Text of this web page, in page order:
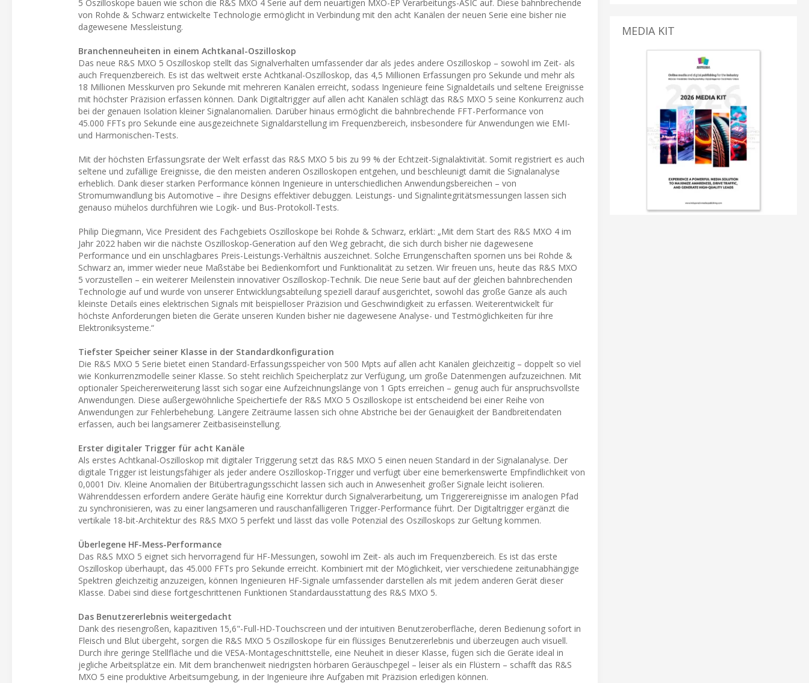
5 Oszilloskope bauen wie schon die R&S MXO 4 Serie auf dem neuartigen MXO-EP Verarbeitungs-ASIC auf. Diese bahnbrechende
von Rohde & Schwarz entwickelte Technologie ermöglicht in Verbindung mit den acht Kanälen der neuen Serie eine bisher nie
dagewesene Messleistung.
Branchenneuheiten in einem Achtkanal-Oszilloskop
Das neue R&S MXO 5 Oszilloskop stellt das Signalverhalten umfassender dar als jedes andere Oszilloskop – sowohl im Zeit- als
auch Frequenzbereich. Es ist das weltweit erste Achtkanal-Oszilloskop, das 4,5 Millionen Erfassungen pro Sekunde und mehr als
18 Millionen Messkurven pro Sekunde mit mehreren Kanälen erreicht, sodass Ingenieure feine Signaldetails und seltene Ereignisse
mit höchster Präzision erfassen können. Dank Digitaltrigger auf allen acht Kanälen schlägt das R&S MXO 5 seine Konkurrenz auch
bei der genauen Isolation kleiner Signalanomalien. Darüber hinaus ermöglicht die bahnbrechende FFT-Performance von
45.000 FFTs pro Sekunde eine ausgezeichnete Signaldarstellung im Frequenzbereich, insbesondere für Anwendungen wie EMI-
und Harmonischen-Tests.
Mit der höchsten Erfassungsrate der Welt erfasst das R&S MXO 5 bis zu 99 % der Echtzeit-Signalaktivität. Somit registriert es auch
seltene und zufällige Ereignisse, die den meisten anderen Oszilloskopen entgehen, und beschleunigt damit die Signalanalyse
erheblich. Dank dieser starken Performance können Ingenieure in unterschiedlichen Anwendungsbereichen – von
Stromumwandlung bis Automotive – ihre Designs effektiver debuggen. Leistungs- und Signalintegritätsmessungen lassen sich
genauso mühelos durchführen wie Logik- und Bus-Protokoll-Tests.
Philip Diegmann, Vice President des Fachgebiets Oszilloskope bei Rohde & Schwarz, erklärt: „Mit dem Start des R&S MXO 4 im
Jahr 2022 haben wir die nächste Oszilloskop-Generation auf den Weg gebracht, die sich durch bisher nie dagewesene
Performance und ein unschlagbares Preis-Leistungs-Verhältnis auszeichnet. Solche Errungenschaften spornen uns bei Rohde &
Schwarz an, immer wieder neue Maßstäbe bei Bedienkomfort und Funktionalität zu setzen. Wir freuen uns, heute das R&S MXO
5 vorzustellen – ein weiterer Meilenstein innovativer Oszilloskop-Technik. Die neue Serie baut auf der gleichen bahnbrechenden
Technologie auf und wurde von unserer Entwicklungsabteilung speziell darauf ausgerichtet, sowohl das große Ganze als auch
kleinste Details eines elektrischen Signals mit beispielloser Präzision und Geschwindigkeit zu erfassen. Weiterentwickelt für
höchste Anforderungen bieten die Geräte unseren Kunden bisher nie dagewesene Analyse- und Testmöglichkeiten für ihre
Elektroniksysteme.“
Tiefster Speicher seiner Klasse in der Standardkonfiguration
Die R&S MXO 5 Serie bietet einen Standard-Erfassungsspeicher von 500 Mpts auf allen acht Kanälen gleichzeitig – doppelt so viel
wie Konkurrenzmodelle seiner Klasse. So steht reichlich Speicherplatz zur Verfügung, um große Datenmengen aufzuzeichnen. Mit
optionaler Speichererweiterung lässt sich sogar eine Aufzeichnungslänge von 1 Gpts erreichen – genug auch für anspruchsvollste
Anwendungen. Diese außergewöhnliche Speichertiefe der R&S MXO 5 Oszilloskope ist entscheidend bei einer Reihe von
Anwendungen zur Fehlerbehebung. Längere Zeiträume lassen sich ohne Abstriche bei der Genauigkeit der Bandbreitendaten
erfassen, auch bei langsamerer Zeitbasiseinstellung.
Erster digitaler Trigger für acht Kanäle
Als erstes Achtkanal-Oszilloskop mit digitaler Triggerung setzt das R&S MXO 5 einen neuen Standard in der Signalanalyse. Der
digitale Trigger ist leistungsfähiger als jeder andere Oszilloskop-Trigger und verfügt über eine bemerkenswerte Empfindlichkeit von
0,0001 Div. Kleine Anomalien der Bitübertragungsschicht lassen sich auch in Anwesenheit großer Signale leicht isolieren.
Währenddessen erfordern andere Geräte häufig eine Korrektur durch Signalverarbeitung, um Triggerereignisse im analogen Pfad
zu synchronisieren, was zu einer langsameren und rauschanfälligeren Trigger-Performance führt. Der Digitaltrigger ergänzt die
vertikale 18-bit-Architektur des R&S MXO 5 perfekt und lässt das volle Potenzial des Oszilloskops zur Geltung kommen.
Überlegene HF-Mess-Performance
Das R&S MXO 5 eignet sich hervorragend für HF-Messungen, sowohl im Zeit- als auch im Frequenzbereich. Es ist das erste
Oszilloskop überhaupt, das 45.000 FFTs pro Sekunde erreicht. Kombiniert mit der Möglichkeit, vier verschiedene zeitunabhängige
Spektren gleichzeitig anzuzeigen, können Ingenieuren HF-Signale umfassender darstellen als mit jedem anderen Gerät dieser
Klasse. Dabei sind diese fortgeschrittenen Funktionen Standardausstattung des R&S MXO 5.
Das Benutzererlebnis weitergedacht
Dank des riesengroßen, kapazitiven 15,6"-Full-HD-Touchscreen und der intuitiven Benutzeroberfläche, deren Bedienung sofort in
Fleisch und Blut übergeht, sorgen die R&S MXO 5 Oszilloskope für ein flüssiges Benutzererlebnis und überzeugen auch visuell.
Durch ihre geringe Stellfläche und die VESA-Montageschnittstelle, eine Neuheit in dieser Klasse, fügen sich die Geräte ideal in
jegliche Arbeitsplätze ein. Mit dem branchenweit niedrigsten hörbaren Geräuschpegel – leiser als ein Flüstern – schafft das R&S
MXO 5 eine produktive Arbeitsumgebung, in der Ingenieure ihre Aufgaben mit Präzision erledigen können.
MEDIA KIT